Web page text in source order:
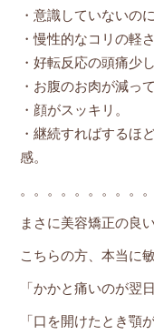
・意識していないの
・慢性的なコリの軽
・好転反応の頭痛少
・お腹のお肉が減っ
・顔がスッキリ。
・継続すればするほ
感。
。。。。。。。。。。
まさに美容矯正の良
こちらの方、本当に
「かかと痛いのが翌
「口を開けたとき顎